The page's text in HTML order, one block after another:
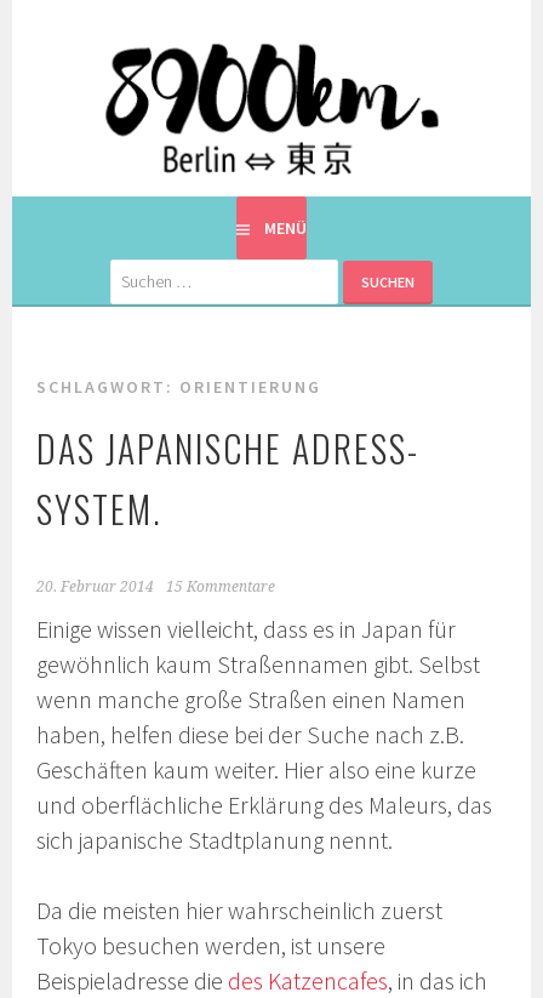
8900KM. BERLIN ⇔ 東京
EINE BERLINERIN IN JAPAN. MIT EINEM JAPANER.
MENÜ
Suchen
nach:
SCHLAGWORT: ORIENTIERUNG
DAS JAPANISCHE ADRESS-
SYSTEM.
20. Februar 2014 15 Kommentare
Einige wissen vielleicht, dass es in Japan für
gewöhnlich kaum Straßennamen gibt. Selbst
wenn manche große Straßen einen Namen
haben, helfen diese bei der Suche nach z.B.
Geschäften kaum weiter. Hier also eine kurze
und oberflächliche Erklärung des Maleurs, das
sich japanische Stadtplanung nennt.
Da die meisten hier wahrscheinlich zuerst
Tokyo besuchen werden, ist unsere
Beispieladresse die des Katzencafes, in das ich